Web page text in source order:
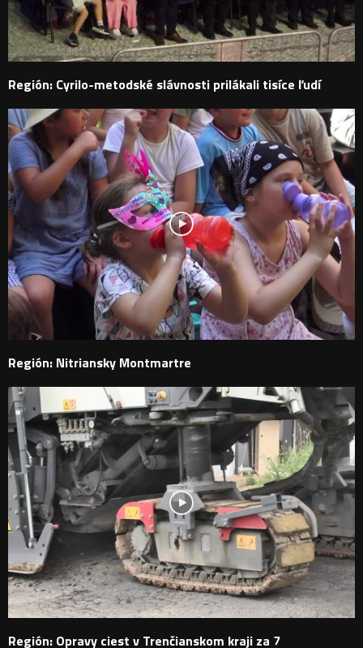
Región: Cyrilo-metodské slávnosti prilákali tisíce ľudí
Región: Nitriansky Montmartre
Región: Opravy ciest v Trenčianskom kraji za 7